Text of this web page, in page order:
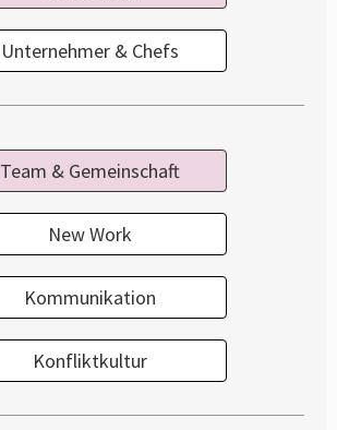
Unternehmer & Chefs
Team & Gemeinschaft
New Work
Kommunikation
Konfliktkultur